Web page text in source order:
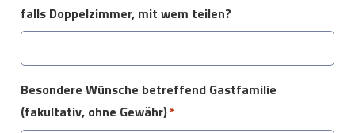
falls Doppelzimmer, mit wem teilen?
Besondere Wünsche betreffend Gastfamilie
(fakultativ, ohne Gewähr)*